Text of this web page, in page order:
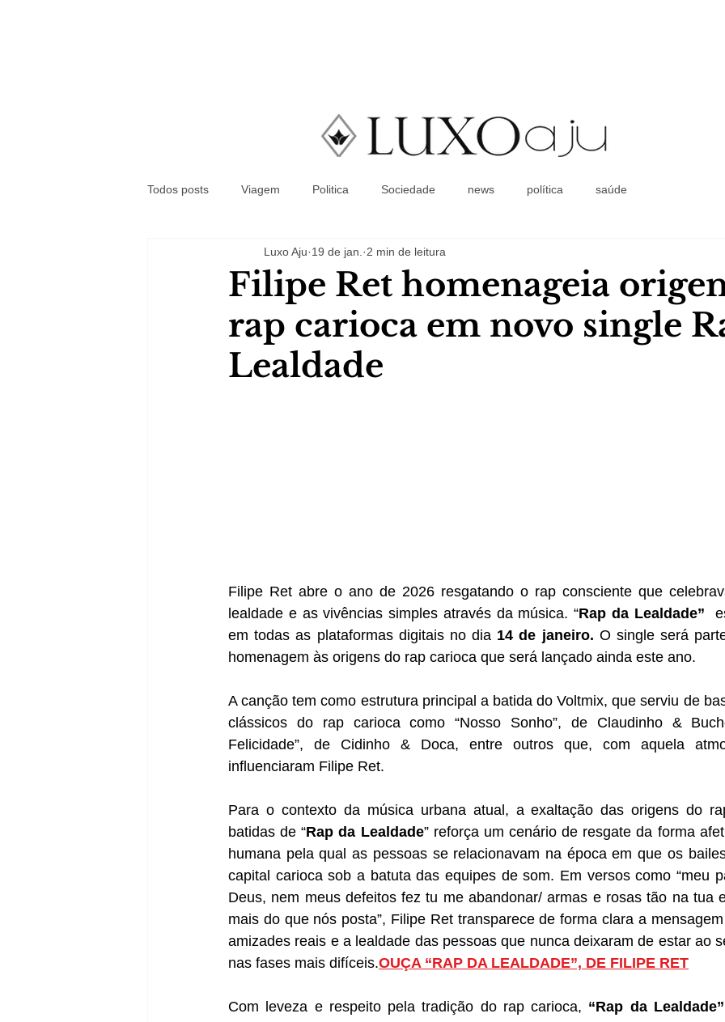
Coluna Social
Todos posts Viagem Politica Sociedade news política saúde
Filipe Ret homenageia
rap carioca em novo single
Lealdade
Luxo Aju 19 de jan. 2 min de leitura
Filipe Ret abre o ano de 2026 resgatando o rap consciente que
lealdade e as vivências simples através da música. “Rap da Lealdade”
em todas as plataformas digitais no dia 14 de janeiro. O single será
homenagem às origens do rap carioca que será lançado ainda este ano.
A canção tem como estrutura principal a batida do Voltmix, que serviu de
clássicos do rap carioca como “Nosso Sonho”, de Claudinho &
Felicidade”, de Cidinho & Doca, entre outros que, com aquela
influenciaram Filipe Ret.
Para o contexto da música urbana atual, a exaltação das origens do
batidas de “Rap da Lealdade” reforça um cenário de resgate da forma
humana pela qual as pessoas se relacionavam na época em que os
capital carioca sob a batuta das equipes de som. Em versos como “meu
Deus, nem meus defeitos fez tu me abandonar/ armas e rosas tão na tua
mais do que nós posta”, Filipe Ret transparece de forma clara a
amizades reais e a lealdade das pessoas que nunca deixaram de estar ao
nas fases mais difíceis.OUÇA “RAP DA LEALDADE”, DE FILIPE RET
Com leveza e respeito pela tradição do rap carioca, “Rap da Lealdade”